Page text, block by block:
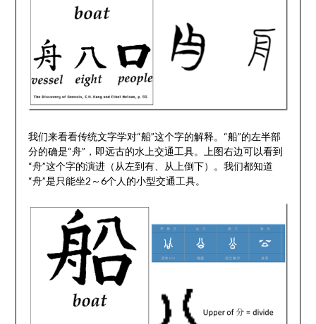
我们来看看传统文字学对“船”这个字的解释。“船”的左半部
分的确是“舟”，即远古的水上交通工具。上图右边可以看到
“舟”这个字的演进（从左到有、从上倒下）。我们都知道
“舟”是只能坐2～6个人的小型交通工具。